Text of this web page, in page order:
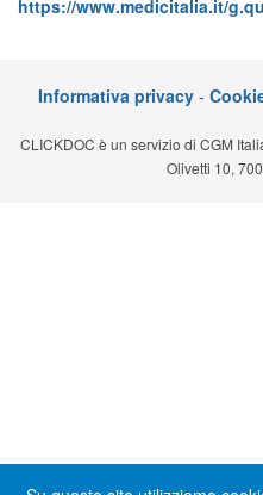
https://www.medicitalia.it/
Informativa privacy -
CLICKDOC è un servizio di CGM
Olivetti 10,